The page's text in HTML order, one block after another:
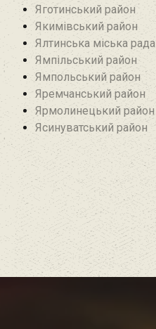
Яготинський район
Якимівський район
Ялтинська міська рада
Ямпільський район
Ямпольський район
Яремчанський район
Ярмолинецький район
Ясинуватський район